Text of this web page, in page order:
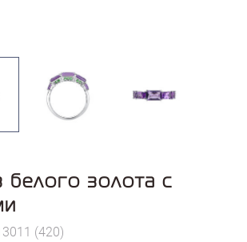
белого золота с
(420)